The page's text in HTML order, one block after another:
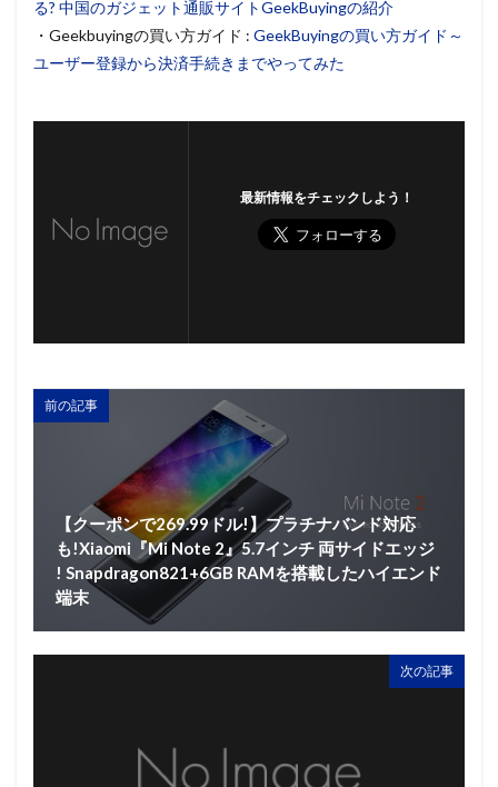
る? 中国のガジェット通販サイトGeekBuyingの紹介
・Geekbuyingの買い方ガイド : GeekBuyingの買い方ガイド～
ユーザー登録から決済手続きまでやってみた
最新情報をチェックしよう！
前の記事
【クーポンで269.99ドル!】プラチナバンド対応
も!Xiaomi『Mi Note 2』5.7インチ 両サイドエッジ
! Snapdragon821+6GB RAMを搭載したハイエンド
端末
次の記事